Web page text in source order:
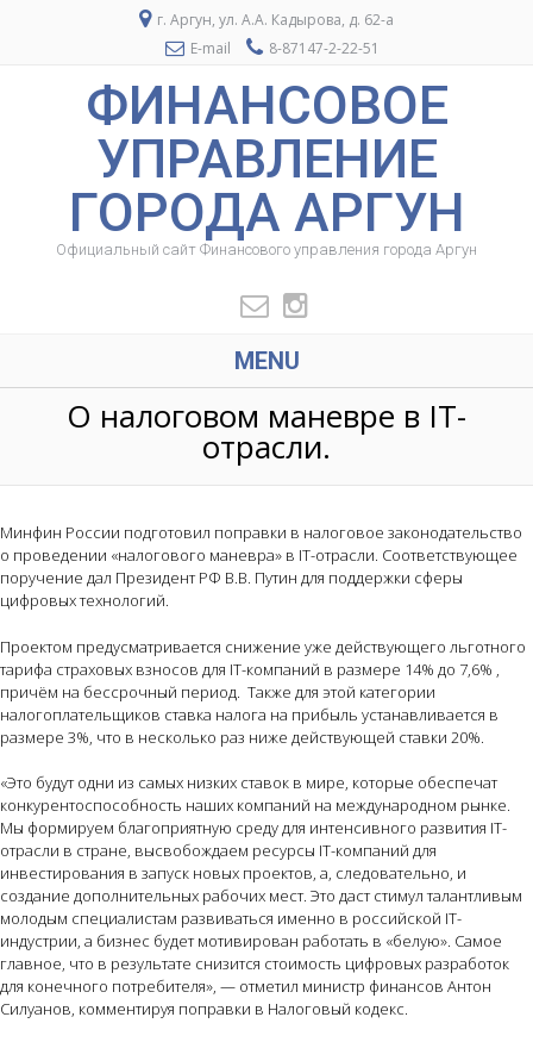
г. Аргун, ул. А.А. Кадырова, д. 62-а
E-mail
8-87147-2-22-51
ФИНАНСОВОЕ
УПРАВЛЕНИЕ
ГОРОДА АРГУН
Официальный сайт Финансового управления города Аргун
MENU
О налоговом маневре в IT-
отрасли.
Минфин России подготовил поправки в налоговое законодательство
о проведении «налогового маневра» в IT-отрасли. Соответствующее
поручение дал Президент РФ В.В. Путин для поддержки сферы
цифровых технологий.
Проектом предусматривается снижение уже действующего льготного
тарифа страховых взносов для IT-компаний в размере 14% до 7,6% ,
причём на бессрочный период. Также для этой категории
налогоплательщиков ставка налога на прибыль устанавливается в
размере 3%, что в несколько раз ниже действующей ставки 20%.
«Это будут одни из самых низких ставок в мире, которые обеспечат
конкурентоспособность наших компаний на международном рынке.
Мы формируем благоприятную среду для интенсивного развития IT-
отрасли в стране, высвобождаем ресурсы IT-компаний для
инвестирования в запуск новых проектов, а, следовательно, и
создание дополнительных рабочих мест. Это даст стимул талантливым
молодым специалистам развиваться именно в российской IT-
индустрии, а бизнес будет мотивирован работать в «белую». Самое
главное, что в результате снизится стоимость цифровых разработок
для конечного потребителя», — отметил министр финансов Антон
Силуанов, комментируя поправки в Налоговый кодекс.